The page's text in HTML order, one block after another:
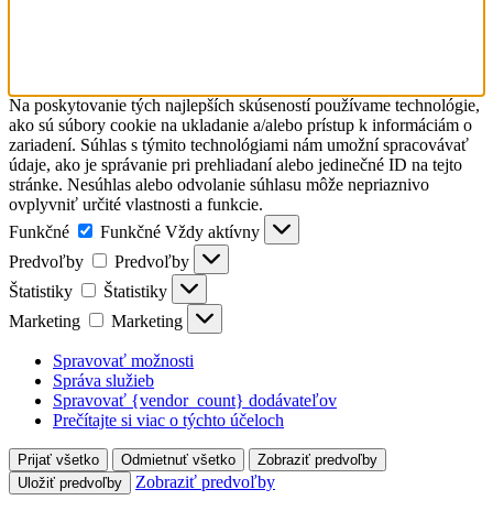
Na poskytovanie tých najlepších skúseností používame technológie,
ako sú súbory cookie na ukladanie a/alebo prístup k informáciám o
zariadení. Súhlas s týmito technológiami nám umožní spracovávať
údaje, ako je správanie pri prehliadaní alebo jedinečné ID na tejto
stránke. Nesúhlas alebo odvolanie súhlasu môže nepriaznivo
ovplyvniť určité vlastnosti a funkcie.
Funkčné
Funkčné Vždy aktívny
Predvoľby
Predvoľby
Štatistiky
Štatistiky
Marketing
Marketing
Spravovať možnosti
Správa služieb
Spravovať {vendor_count} dodávateľov
Prečítajte si viac o týchto účeloch
Prijať všetko Odmietnuť všetko
Zobraziť predvoľby
Uložiť predvoľby
Zobraziť predvoľby